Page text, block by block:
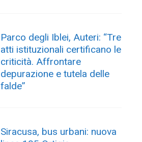
Parco degli Iblei, Auteri: “Tre
atti istituzionali certificano le
criticità. Affrontare
depurazione e tutela delle
falde”
Siracusa, bus urbani: nuova